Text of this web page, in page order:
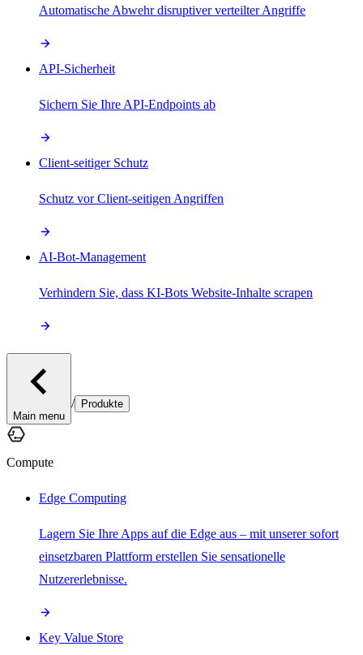
Automatische Abwehr disruptiver verteilter Angriffe
API-Sicherheit
Sichern Sie Ihre API-Endpoints ab
Client-seitiger Schutz
Schutz vor Client-seitigen Angriffen
AI-Bot-Management
Verhindern Sie, dass KI-Bots Website-Inhalte scrapen
Main menu
/ Produkte
Compute
Edge Computing
Lagern Sie Ihre Apps auf die Edge aus – mit unserer sofort
einsetzbaren Plattform erstellen Sie sensationelle
Nutzererlebnisse.
Key Value Store